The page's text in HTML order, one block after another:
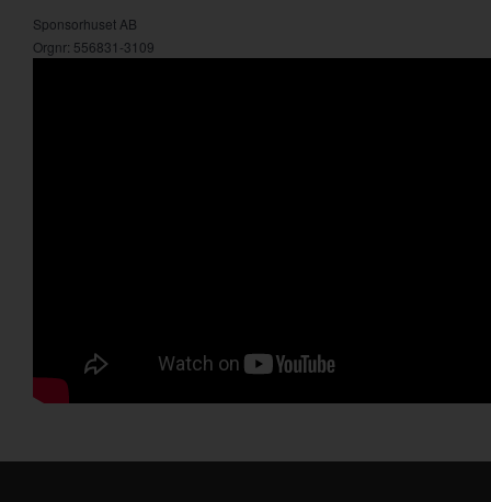
Sponsorhuset AB
Orgnr: 556831-3109